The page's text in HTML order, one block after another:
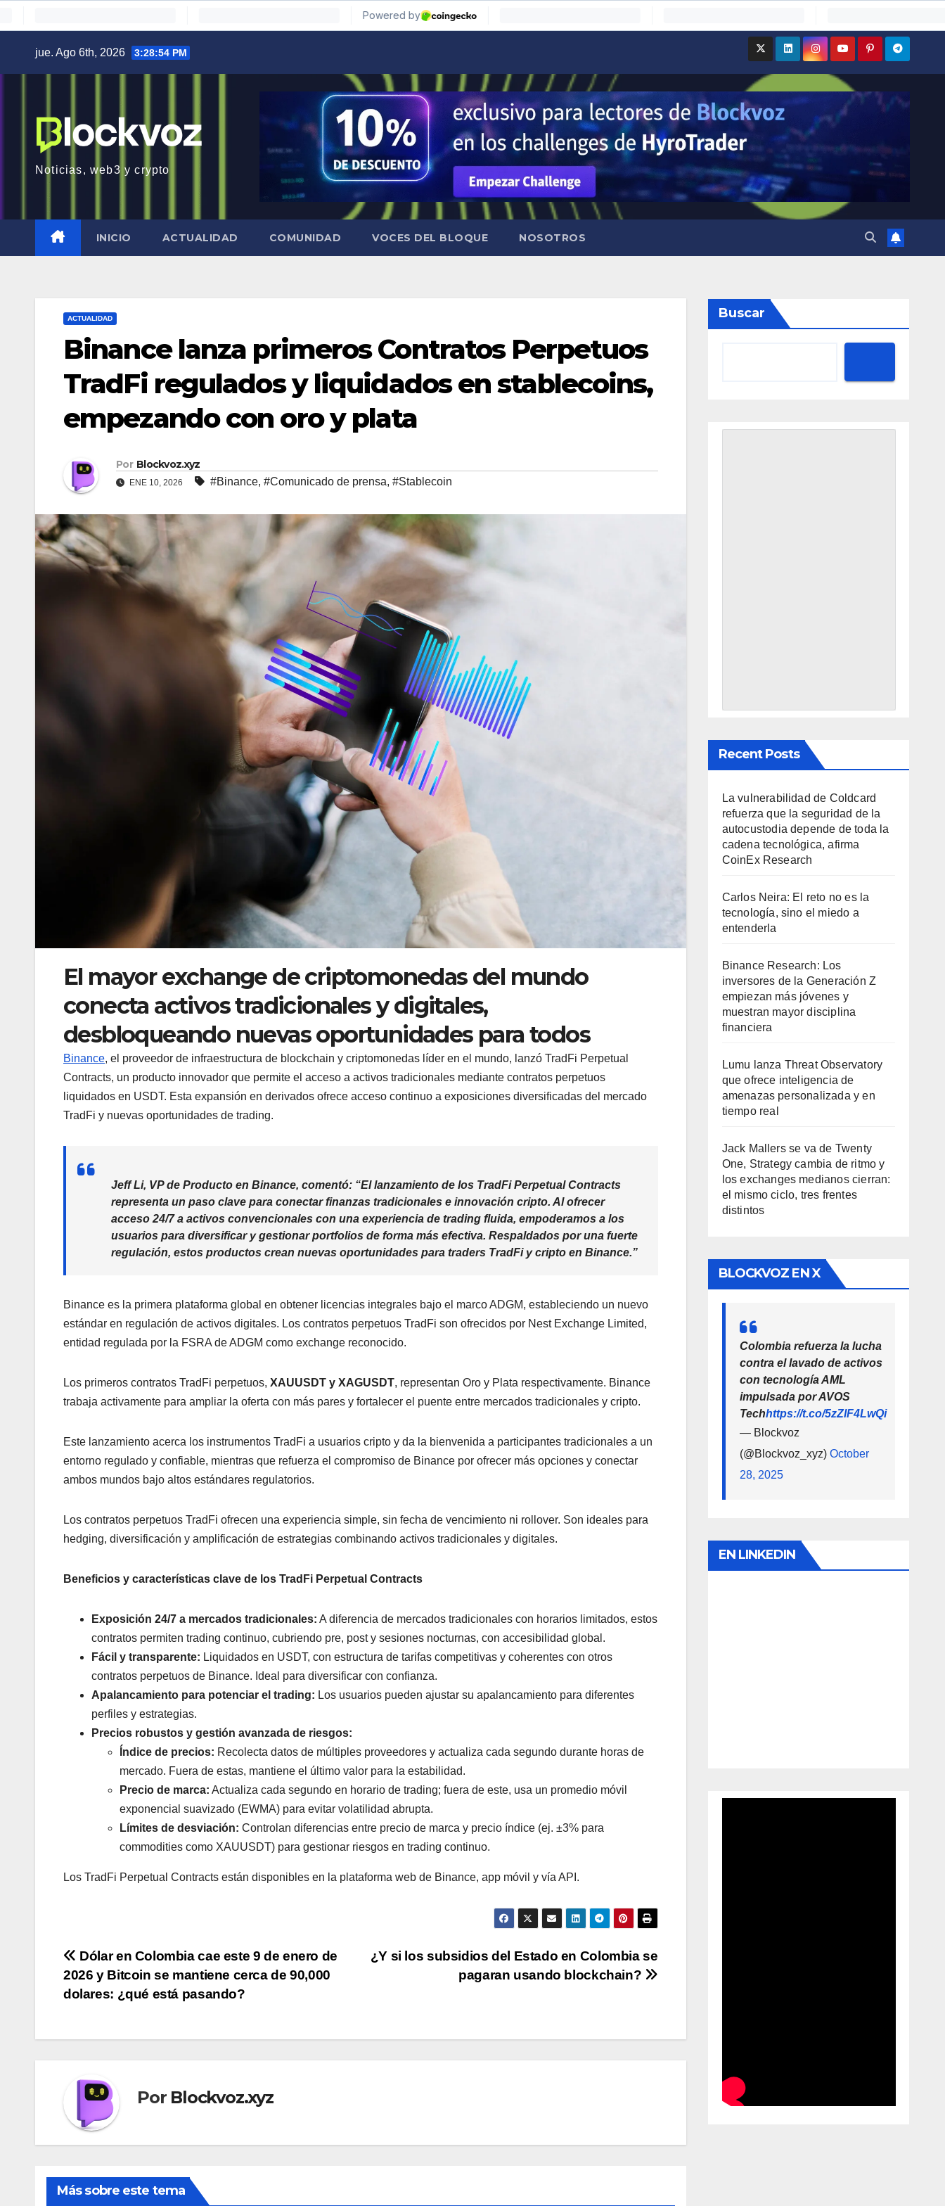
jue. Ago 6th, 2026 3:28:55 PM
Noticias, web3 y crypto
INICIO ACTUALIDAD COMUNIDAD VOCES DEL BLOQUE NOSOTROS
ACTUALIDAD
Binance lanza primeros Contratos Perpetuos
TradFi regulados y liquidados en stablecoins,
empezando con oro y plata
Por Blockvoz.xyz
ENE 10, 2026 #Binance, #Comunicado de prensa, #Stablecoin
El mayor exchange de criptomonedas del mundo
conecta activos tradicionales y digitales,
desbloqueando nuevas oportunidades para todos
Binance, el proveedor de infraestructura de blockchain y criptomonedas líder en el mundo, lanzó TradFi Perpetual
Contracts, un producto innovador que permite el acceso a activos tradicionales mediante contratos perpetuos
liquidados en USDT. Esta expansión en derivados ofrece acceso continuo a exposiciones diversificadas del mercado
TradFi y nuevas oportunidades de trading.
Jeff Li, VP de Producto en Binance, comentó: “El lanzamiento de los TradFi Perpetual Contracts
representa un paso clave para conectar finanzas tradicionales e innovación cripto. Al ofrecer
acceso 24/7 a activos convencionales con una experiencia de trading fluida, empoderamos a los
usuarios para diversificar y gestionar portfolios de forma más efectiva. Respaldados por una fuerte
regulación, estos productos crean nuevas oportunidades para traders TradFi y cripto en Binance.”
Binance es la primera plataforma global en obtener licencias integrales bajo el marco ADGM, estableciendo un nuevo
estándar en regulación de activos digitales. Los contratos perpetuos TradFi son ofrecidos por Nest Exchange Limited,
entidad regulada por la FSRA de ADGM como exchange reconocido.
Los primeros contratos TradFi perpetuos, XAUUSDT y XAGUSDT, representan Oro y Plata respectivamente. Binance
trabaja activamente para ampliar la oferta con más pares y fortalecer el puente entre mercados tradicionales y cripto.
Este lanzamiento acerca los instrumentos TradFi a usuarios cripto y da la bienvenida a participantes tradicionales a un
entorno regulado y confiable, mientras que refuerza el compromiso de Binance por ofrecer más opciones y conectar
ambos mundos bajo altos estándares regulatorios.
Los contratos perpetuos TradFi ofrecen una experiencia simple, sin fecha de vencimiento ni rollover. Son ideales para
hedging, diversificación y amplificación de estrategias combinando activos tradicionales y digitales.
Beneficios y características clave de los TradFi Perpetual Contracts
Exposición 24/7 a mercados tradicionales: A diferencia de mercados tradicionales con horarios limitados, estos
contratos permiten trading continuo, cubriendo pre, post y sesiones nocturnas, con accesibilidad global.
Fácil y transparente: Liquidados en USDT, con estructura de tarifas competitivas y coherentes con otros
contratos perpetuos de Binance. Ideal para diversificar con confianza.
Apalancamiento para potenciar el trading: Los usuarios pueden ajustar su apalancamiento para diferentes
perfiles y estrategias.
Precios robustos y gestión avanzada de riesgos:
Índice de precios: Recolecta datos de múltiples proveedores y actualiza cada segundo durante horas de
mercado. Fuera de estas, mantiene el último valor para la estabilidad.
Precio de marca: Actualiza cada segundo en horario de trading; fuera de este, usa un promedio móvil
exponencial suavizado (EWMA) para evitar volatilidad abrupta.
Límites de desviación: Controlan diferencias entre precio de marca y precio índice (ej. ±3% para
commodities como XAUUSDT) para gestionar riesgos en trading continuo.
Los TradFi Perpetual Contracts están disponibles en la plataforma web de Binance, app móvil y vía API.
Navegación
de
¿Y si los subsidios del Estado en Colombia se
pagaran usando blockchain?
Dólar en Colombia cae este 9 de enero de
2026 y Bitcoin se mantiene cerca de 90,000
dolares: ¿qué está pasando?
Por Blockvoz.xyz
Más sobre este tema
Buscar
Recent Posts
La vulnerabilidad de Coldcard
refuerza que la seguridad de la
autocustodia depende de toda la
cadena tecnológica, afirma
CoinEx Research
Carlos Neira: El reto no es la
tecnología, sino el miedo a
entenderla
Binance Research: Los
inversores de la Generación Z
empiezan más jóvenes y
muestran mayor disciplina
financiera
Lumu lanza Threat Observatory
que ofrece inteligencia de
amenazas personalizada y en
tiempo real
Jack Mallers se va de Twenty
One, Strategy cambia de ritmo y
los exchanges medianos cierran:
el mismo ciclo, tres frentes
distintos
BLOCKVOZ EN X
Colombia refuerza la lucha
contra el lavado de activos
con tecnología AML
impulsada por AVOS
Techhttps://t.co/5zZlF4LwQi
— Blockvoz
(@Blockvoz_xyz) October
28, 2025
EN LINKEDIN